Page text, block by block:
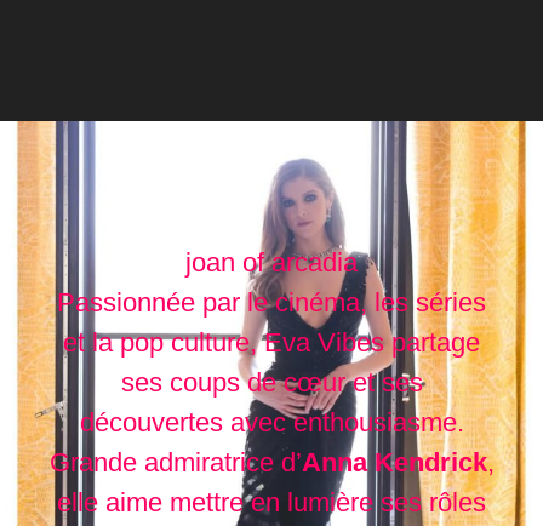
joan of arcadia
Passionnée par le cinéma, les séries
et la pop culture, Eva Vibes partage
ses coups de cœur et ses
découvertes avec enthousiasme.
Grande admiratrice d’Anna Kendrick,
elle aime mettre en lumière ses rôles